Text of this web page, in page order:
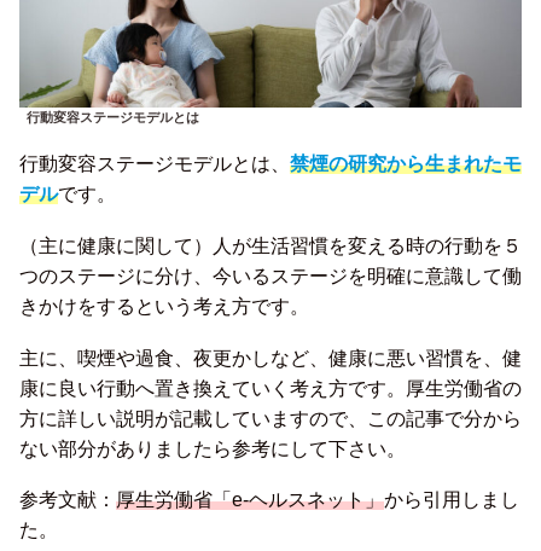
行動変容ステージモデルとは
行動変容ステージモデルとは、 禁煙の研究から生まれたモ
デルです。
（主に健康に関して）人が生活習慣を変える時の行動を５
つのステージに分け、今いるステージを明確に意識して働
きかけをするという考え方です。
主に、喫煙や過食、夜更かしなど、健康に悪い習慣を、健
康に良い行動へ置き換えていく考え方です。厚生労働省の
方に詳しい説明が記載していますので、この記事で分から
ない部分がありましたら参考にして下さい。
参考文献： 厚生労働省「e-ヘルスネット」から引用しまし
た。